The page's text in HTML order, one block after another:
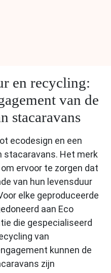
en recycling:
van de
stacaravans
ecodesign en een
stacaravans. Het merk
ervoor te zorgen dat
van hun levensduur
elke geproduceerde
aan Eco
die gespecialiseerd
van
kunnen de
zijn